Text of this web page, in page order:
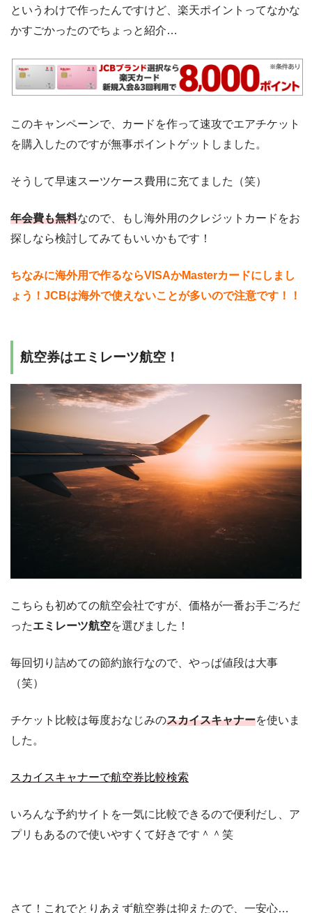
というわけで作ったんですけど、楽天ポイントってなかな
かすごかったのでちょっと紹介…
このキャンペーンで、カードを作って速攻でエアチケット
を購入したのですが無事ポイントゲットしました。
そうして早速スーツケース費用に充てました（笑）
年会費も無料なので、もし海外用のクレジットカードをお
探しなら検討してみてもいいかもです！
ちなみに海外用で作るならVISAかMasterカードにしまし
ょう！JCBは海外で使えないことが多いので注意です！！
航空券はエミレーツ航空！
こちらも初めての航空会社ですが、価格が一番お手ごろだ
ったエミレーツ航空を選びました！
毎回切り詰めての節約旅行なので、やっぱ値段は大事
（笑）
チケット比較は毎度おなじみのスカイスキャナーを使いま
した。
スカイスキャナーで航空券比較検索
いろんな予約サイトを一気に比較できるので便利だし、ア
プリもあるので使いやすくて好きです＾＾笑
さて！これでとりあえず航空券は抑えたので、一安心…